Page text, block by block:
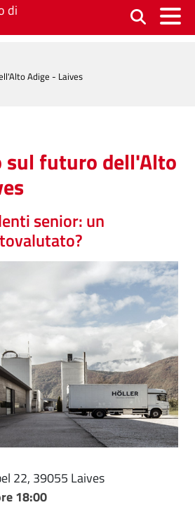
di
Adige - Laives
sul futuro dell'Alto
senior: un
22, 39055 Laives
18:00